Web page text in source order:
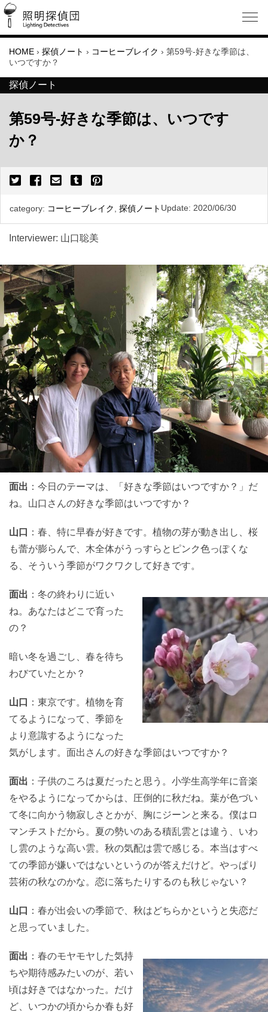
HOME › 探偵ノート › コーヒーブレイク › 第59号-好きな季節は、
いつですか？
探偵ノート
第59号-好きな季節は、いつです
か？
category: コーヒーブレイク , 探偵ノート Update: 2020/06/30
Interviewer: 山口聡美
面出 ：今日のテーマは、「好きな季節はいつですか？」だ
ね。山口さんの好きな季節はいつですか？
山口
：春、特に早春が好きです。植物の芽が動き出し、桜
も蕾が膨らんで、木全体がうっすらとピンク色っぽくな
る、そういう季節がワクワクして好きです。
面出 ：冬の終わりに近い
ね。あなたはどこで育った
の？
暗い冬を過ごし、春を待ち
わびていたとか？
山口
：東京です。植物を育
てるようになって、季節を
より意識するようになった
気がします。面出さんの好きな季節はいつですか？
面出 ：子供のころは夏だったと思う。小学生高学年に音楽
をやるようになってからは、圧倒的に秋だね。葉が色づい
て冬に向かう物寂しさとかが、胸にジーンと来る。僕はロ
マンチストだから。夏の勢いのある積乱雲とは違う、いわ
し雲のような高い雲。秋の気配は雲で感じる。本当はすべ
ての季節が嫌いではないというのが答えだけど。やっぱり
芸術の秋なのかな。恋に落ちたりするのも秋じゃない？
山口
：春が出会いの季節で、秋はどちらかというと失恋だ
と思っていました。
面出 ：春のモヤモヤした気持
ちや期待感みたいのが、若い
頃は好きではなかった。だけ
ど、いつかの頃からか春も好